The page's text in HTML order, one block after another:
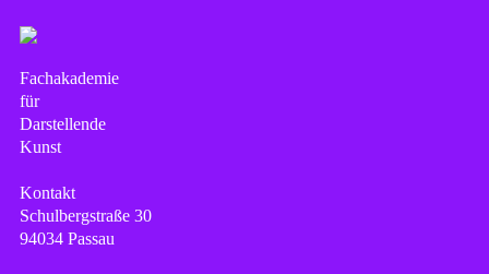
Fachakademie
für
Darstellende
Kunst
Kontakt
Schulbergstraße 30
94034 Passau